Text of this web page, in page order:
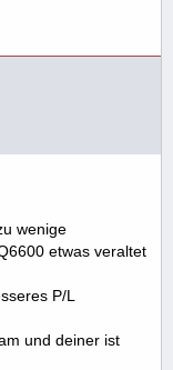
wenige
etwas veraltet
P/L
und deiner ist